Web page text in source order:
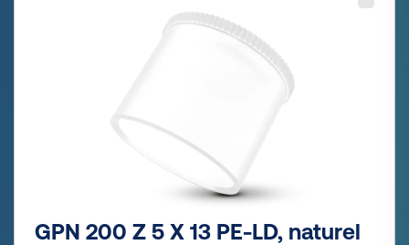
GPN 200 Z 5 X 13 PE-LD, naturel